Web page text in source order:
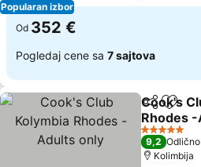
Popularan izbor
Od 352 €
Pogledaj cene sa 7 sajtova
Deli
Cook's
Rhodes
5 Zvezdice
9,2 Odlično
Kolimbija